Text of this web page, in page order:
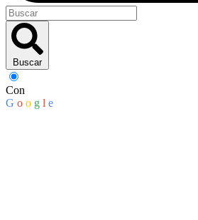
Buscar
Con
G o o g l e